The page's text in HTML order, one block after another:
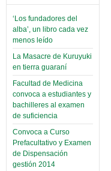
‘Los fundadores del
alba’, un libro cada vez
menos leído
La Masacre de Kuruyuki
en tierra guaraní
Facultad de Medicina
convoca a estudiantes y
bachilleres al examen
de suficiencia
Convoca a Curso
Prefacultativo y Examen
de Dispensación
gestión 2014